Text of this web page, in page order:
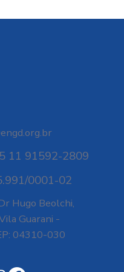
11 91592-2809
0001-02
Hugo Beolchi,
Guarani -
04310-030